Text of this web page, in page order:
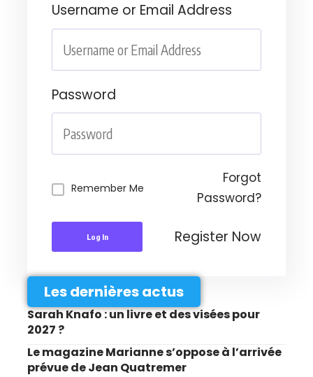
Username or Email Address
Password
Remember Me
Forgot
Password?
Log In Register Now
Les dernières actus
Sarah Knafo : un livre et des visées pour
2027 ?
Le magazine Marianne s’oppose à l’arrivée
prévue de Jean Quatremer